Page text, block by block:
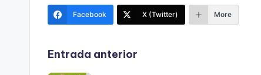
Facebook X (Twitter) More
Navegación
Entrada anterior